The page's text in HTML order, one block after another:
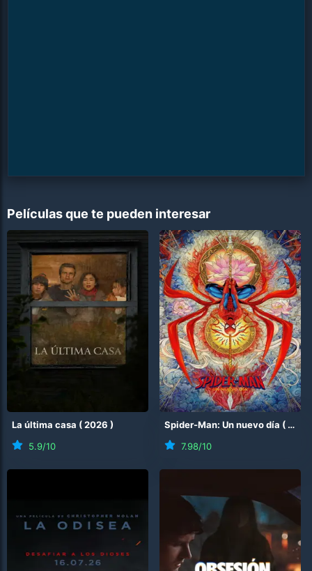
Películas que te pueden interesar
La última casa (2026 )
5.9/10
Spider-Man: Un nuevo día ( 2026
7.98/10